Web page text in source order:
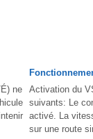
ne
Activation du
suivants: Le
activé. La
sur une route